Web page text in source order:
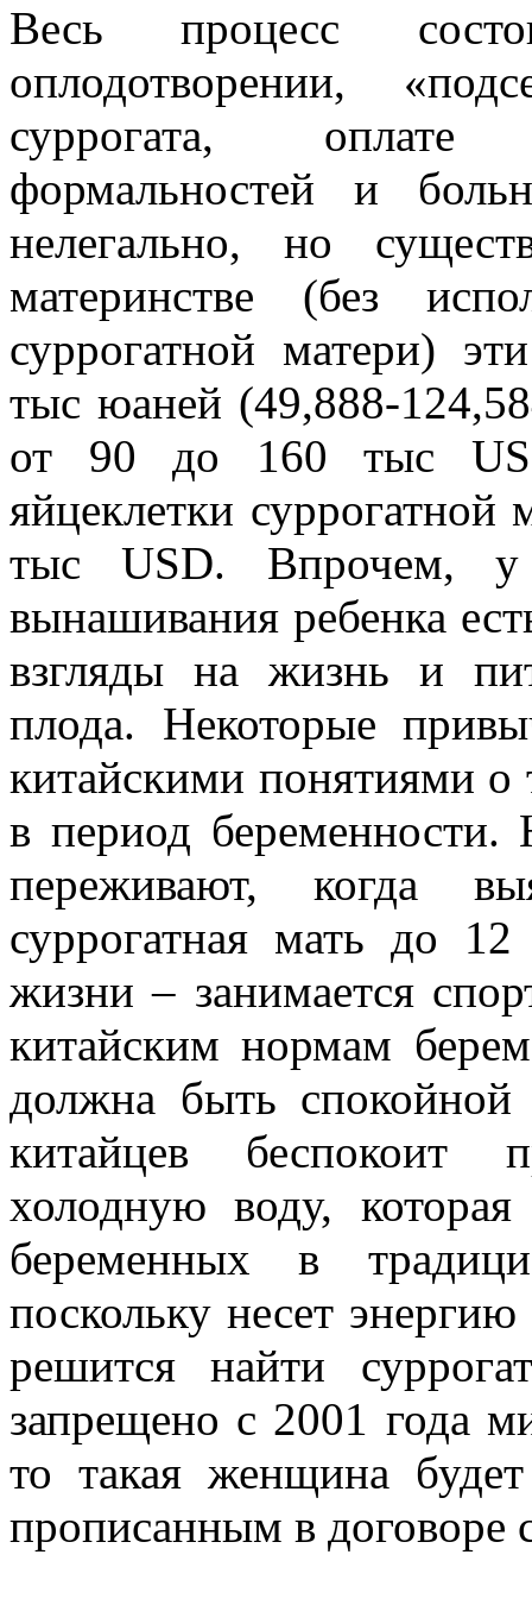
Весь процесс
оплодотворении,
суррогата, оплате
формальностей и
нелегально, но
материнстве (без
суррогатной матери)
тыс юаней (49,888-
от 90 до 160 тыс
яйцеклетки суррогатной
тыс USD. Впрочем, у
вынашивания ребенка
взгляды на жизнь и
плода. Некоторые
китайскими понятиями
в период беременности.
переживают, когда
суррогатная мать до
жизни – занимается
китайским нормам
должна быть
китайцев беспокоит
холодную воду,
беременных в
поскольку несет
решится найти
запрещено с 2001 года
то такая женщина
прописанным в договоре